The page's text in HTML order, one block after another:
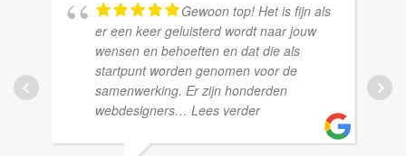
Gewoon top! Het is fijn als
er een keer geluisterd wordt naar jouw
wensen en behoeften en dat die als
startpunt worden genomen voor de
samenwerking. Er zijn honderden
webdesigners… Lees verder